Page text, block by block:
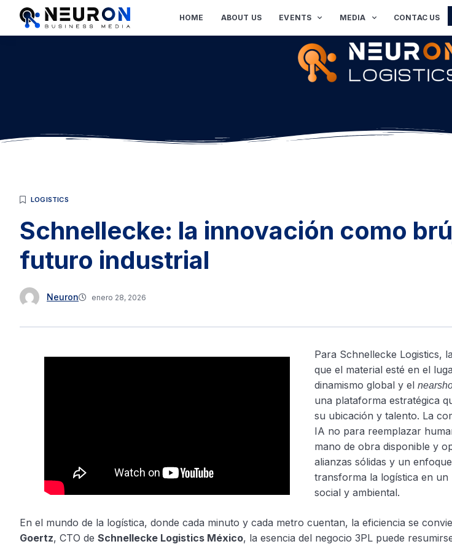
HOME ABOUT US EVENTS MEDIA CONTAC US
LOGISTICS
Schnellecke: la innovación como
futuro industrial
Neuron enero 28, 2026
Para Schnellecke Logistics,
que el material esté en el
dinamismo global y el
una plataforma estratégica
su ubicación y talento. La
IA no para reemplazar
mano de obra disponible y
alianzas sólidas y un
transforma la logística en
social y ambiental.
En el mundo de la logística, donde cada minuto y cada metro cuentan, la eficiencia se
Goertz, CTO de Schnellecke Logistics México, la esencia del negocio 3PL puede